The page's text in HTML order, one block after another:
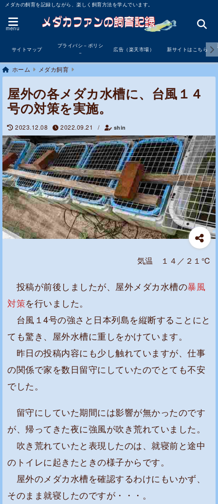
メダカの飼育を記録しながら、楽しく飼育方法を学んでいます。
menu
サイトマップ
プライバシ－ポリシ
－
広告（楽天市場） 新サイトはこちら
ホーム メダカ飼育
屋外の各メダカ水槽に、台風１４
号の対策を実施。
2023.12.08 2022.09.21 / shin
気温 １４／２１℃
投稿が前後しましたが、屋外メダカ水槽の暴風
対策を行いました。
台風１4号の強さと日本列島を縦断することにと
ても驚き、屋外水槽に重しをかけています。
昨日の投稿内容にも少し触れていますが、仕事
の関係で家を数日留守にしていたのでとても不安
でした。
留守にしていた期間には影響が無かったのです
が、帰ってきた夜に強風が吹き荒れていました。
吹き荒れていたと表現したのは、就寝前と途中
のトイレに起きたときの様子からです。
屋外のメダカ水槽を確認するわけにもいかず、
そのまま就寝したのですが・・・。